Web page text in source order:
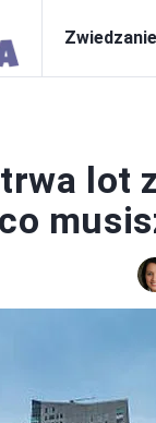
Zwiedzanie
lot